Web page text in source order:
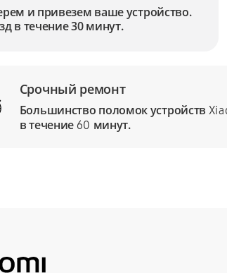
и привезем ваше устройство.
в течение 30 минут.
Срочный ремонт
Большинство поломок устройств
в течение 60 минут.